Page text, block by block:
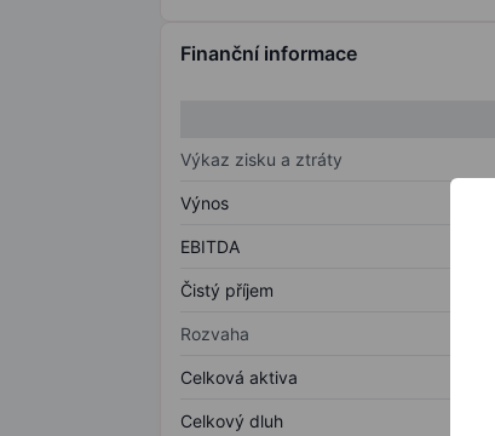
Finanční informace
Výkaz zisku a ztráty
Výnos
EBITDA
Čistý příjem
Rozvaha
Celková aktiva
Celkový dluh